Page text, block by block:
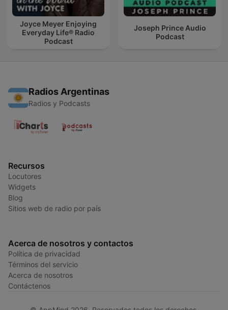
Joyce Meyer Enjoying
Everyday Life® Radio
Podcast
Joseph Prince Audio
Podcast
Radios Argentinas
Radios y Podcasts
Recursos
Locutores
Widgets
Blog
Sitios web de radio por país
Acerca de nosotros y contactos
Política de privacidad
Términos del servicio
Acerca de nosotros
Contáctenos